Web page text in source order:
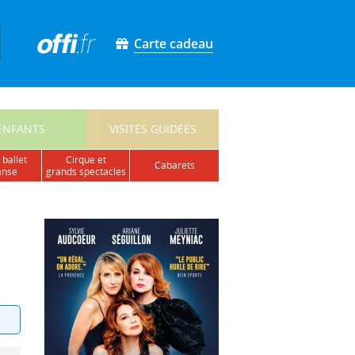
Carte cadeau
VISITES GUIDÉES
ballet
cirque et
grands spectacles
cabarets